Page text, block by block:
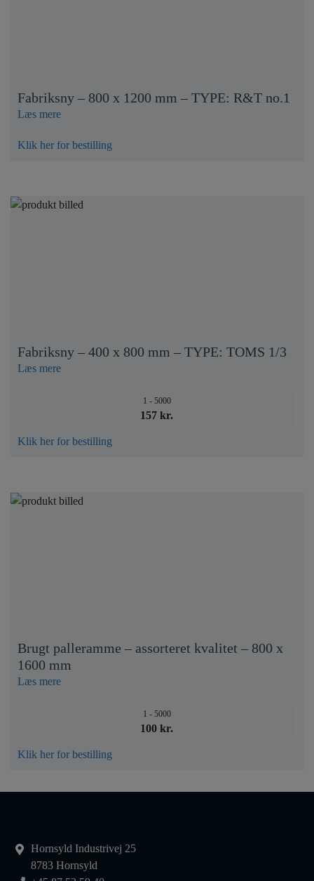
Fabriksny – 800 x 1200 mm – TYPE: R&T no.1
Læs mere
Klik her for bestilling
Fabriksny – 400 x 800 mm – TYPE: TOMS 1/3
Læs mere
1 - 5000
157 kr.
Klik her for bestilling
Brugt palleramme – assorteret kvalitet – 800 x
1600 mm
Læs mere
1 - 5000
100 kr.
Klik her for bestilling
Hornsyld Industrivej 25
8783 Hornsyld